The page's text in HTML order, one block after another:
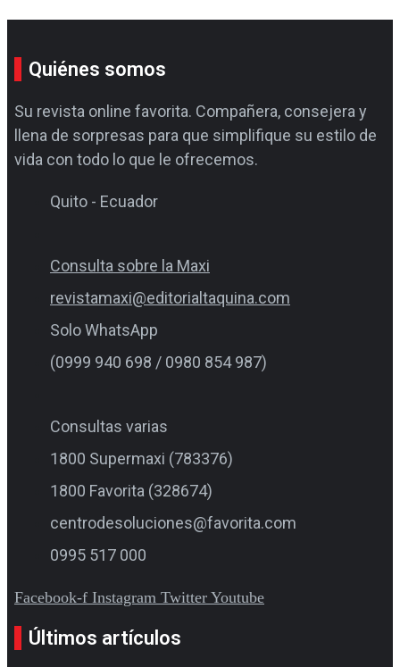
Quiénes somos
Su revista online favorita. Compañera, consejera y
llena de sorpresas para que simplifique su estilo de
vida con todo lo que le ofrecemos.
Quito - Ecuador
Consulta sobre la Maxi
revistamaxi@editorialtaquina.com
Solo WhatsApp
(0999 940 698 / 0980 854 987)
Consultas varias
1800 Supermaxi (783376)
1800 Favorita (328674)
centrodesoluciones@favorita.com
0995 517 000
Facebook-f Instagram Twitter Youtube
Últimos artículos